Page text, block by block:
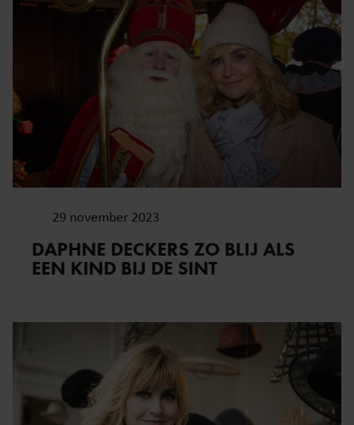
29 november 2023
DAPHNE DECKERS ZO BLIJ ALS
EEN KIND BIJ DE SINT